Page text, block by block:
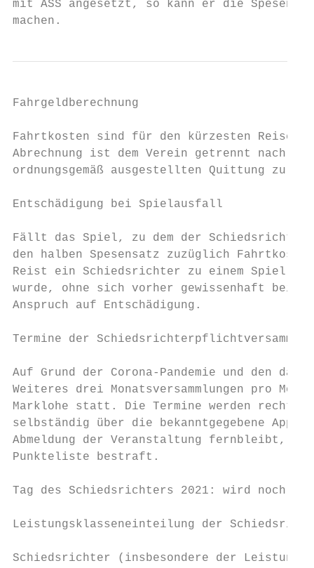
mit ASS angesetzt, so kann er die
machen.
Fahrgeldberechnung
Fahrtkosten sind für den kürzesten
Abrechnung ist dem Verein getrennt nach
ordnungsgemäß ausgestellten Quittung zu
Entschädigung bei Spielausfall
Fällt das Spiel, zu dem der Schiedsrichter
den halben Spesensatz zuzüglich
Reist ein Schiedsrichter zu einem Spiel an,
wurde, ohne sich vorher gewissenhaft
Anspruch auf Entschädigung.
Termine der
Auf Grund der Corona-Pandemie und den
Weiteres drei Monatsversammlungen pro
Marklohe statt. Die Termine werden
selbständig über die bekanntgegebene App
Abmeldung der Veranstaltung fernbleibt,
Punkteliste bestraft.
Tag des Schiedsrichters 2021: wird noch
Leistungsklasseneinteilung der
Schiedsrichter (insbesondere der